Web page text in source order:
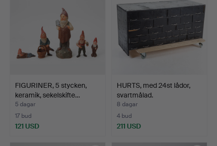
FIGURINER, 5 stycken,
keramik, sekelskifte…
5 dagar
17 bud
121 USD
HURTS, med 24st lådor,
svartmålad.
8 dagar
4 bud
211 USD